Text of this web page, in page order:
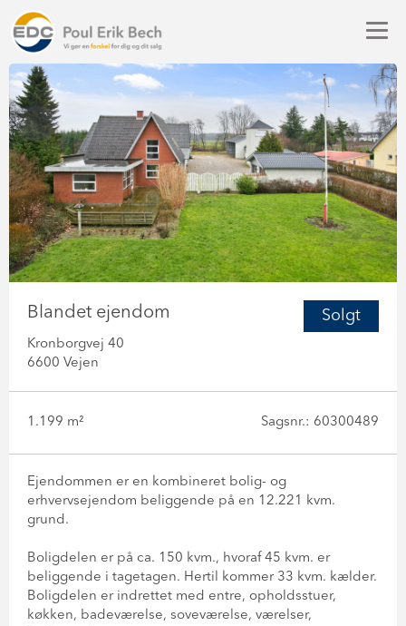
Solgt
Blandet ejendom
Kronborgvej 40
6600 Vejen
1.199 m² Sagsnr.: 60300489
Ejendommen er en kombineret bolig- og
erhvervsejendom beliggende på en 12.221 kvm.
grund.
Boligdelen er på ca. 150 kvm., hvoraf 45 kvm. er
beliggende i tagetagen. Hertil kommer 33 kvm. kælder.
Boligdelen er indrettet med entre, opholdsstuer,
køkken, badeværelse, soveværelse, værelser,